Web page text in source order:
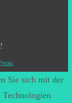
Sie sich mit der